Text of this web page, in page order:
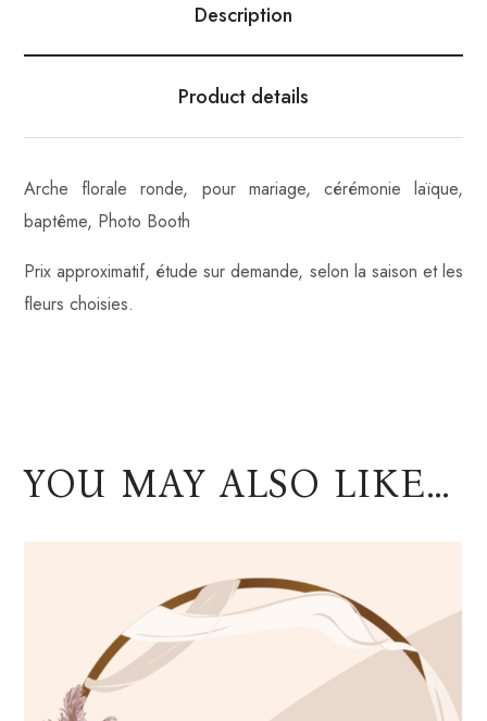
Description
Product details
Arche florale ronde, pour mariage, cérémonie laïque,
baptême, Photo Booth
Prix approximatif, étude sur demande, selon la saison et les
fleurs choisies.
YOU MAY ALSO LIKE…